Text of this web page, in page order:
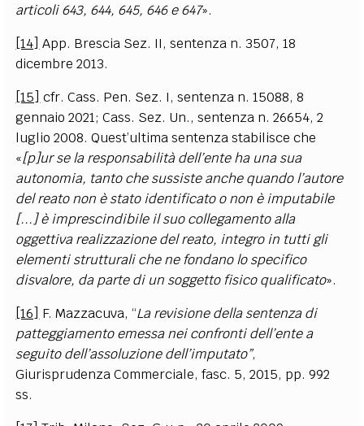
articoli 643, 644, 645, 646 e 647».
[14] App. Brescia Sez. II, sentenza n. 3507, 18
dicembre 2013.
[15] cfr. Cass. Pen. Sez. I, sentenza n. 15088, 8
gennaio 2021; Cass. Sez. Un., sentenza n. 26654, 2
luglio 2008. Quest’ultima sentenza stabilisce che
«[p]ur se la responsabilità dell’ente ha una sua
autonomia, tanto che sussiste anche quando l’autore
del reato non è stato identificato o non èimputabile
[...]è imprescindibile il suo collegamento alla
oggettiva realizzazione del reato, integro in tutti gli
elementi strutturali che ne fondano lo specifico
disvalore, da parte di un soggetto fisico qualificato».
[16] F.Mazzacuva, “La revisione della sentenza di
patteggiamento emessa nei confronti dell’ente a
seguito dell’assoluzione dell’imputato”,
Giurisprudenza Commerciale, fasc. 5, 2015, pp. 992
ss.